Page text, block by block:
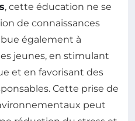
, cette éducation ne se
de connaissances
également à
jeunes, en stimulant
et en favorisant des
Cette prise de
peut